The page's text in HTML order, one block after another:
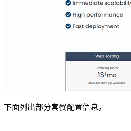
下面列出部分套餐配置信息。